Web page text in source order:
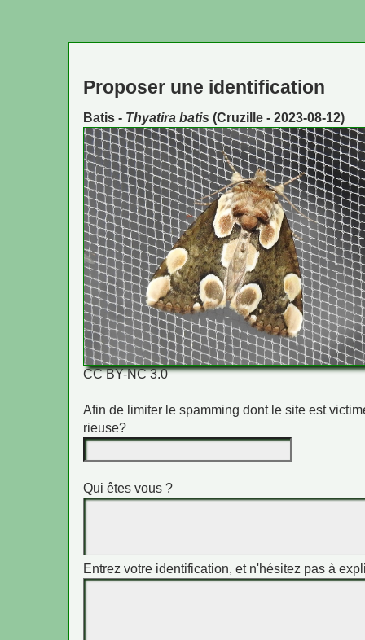
Proposer une identification
Batis - Thyatira batis (Cruzille - 2023-08-12)
CC BY-NC 3.0
Afin de limiter le spamming dont le site est
rieuse?
Qui êtes vous ?
Entrez votre identification, et n'hésitez pas à